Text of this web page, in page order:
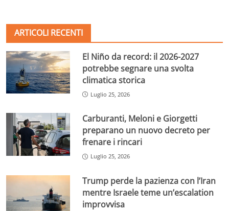
ARTICOLI RECENTI
El Niño da record: il 2026-2027
potrebbe segnare una svolta
climatica storica
Luglio 25, 2026
Carburanti, Meloni e Giorgetti
preparano un nuovo decreto per
frenare i rincari
Luglio 25, 2026
Trump perde la pazienza con l’Iran
mentre Israele teme un’escalation
improvvisa